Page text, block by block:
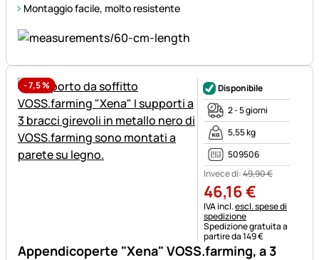
Montaggio facile, molto resistente
-7,5%
Appendicoperte "Xena" VOSS.farming, a 3
Disponibile
2 - 5 giorni
5,55 kg
509506
Invece di:49,90€
46,16€
Informazioni fiscali:
IVA incl.escl. spese di
spedizione
Spedizione gratuita a
partire da 149 €